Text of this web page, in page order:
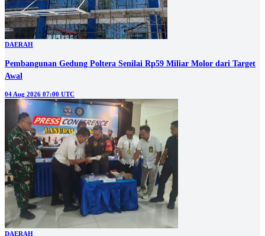
DAERAH
Pembangunan Gedung Poltera Senilai Rp59 Miliar Molor dari Target
Awal
04 Aug 2026 07:00 UTC
DAERAH